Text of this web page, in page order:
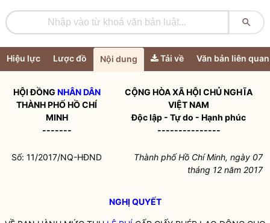

Hiệu lực Lược đồ Nội dung Tải về Văn bản liên quan
HỘI ĐỒNG NHÂN DÂN
THÀNH PHỐ HỒ CHÍ
MINH
-------
CỘNG HÒA XÃ HỘI CHỦ NGHĨA
VIỆT NAM
Độc lập - Tự do - Hạnh phúc
---------------
Số: 11/2017/NQ-HĐND Thành phố Hồ Chí Minh, ngày 07
tháng 12năm 2017
NGHỊ QUYẾT